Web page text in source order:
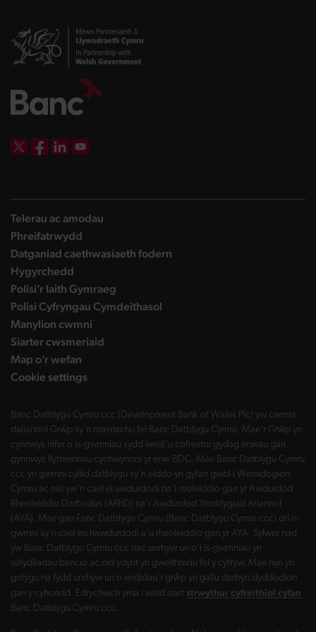
Telerau ac amodau
Phreifatrwydd
Datganiad caethwasiaeth fodern
Hygyrchedd
Polisi’r Iaith Gymraeg
Polisi Cyfryngau Cymdeithasol
Manylion cwmni
Siarter cwsmeriaid
Map o’r wefan
Cookie settings
Banc Datblygu Cymru ccc (Development Bank of Wales Plc) yw cwmni
daliannol Grŵp sy'n masnachu fel Banc Datblygu Cymru. Mae'r Grŵp yn
cynnwys nifer o is-gwmnïau sydd wedi'u cofrestru gydag enwau gan
gynnwys llythrennau cychwynnol yr enw BDC. Mae Banc Datblygu Cymru
ccc yn gwmni cyllid datblygu sy'n eiddo yn gyfan gwbl i Weinidogion
Cymru ac nid yw'n cael ei awdurdodi na'i reoleiddio gan yr Awdurdod
Rheoleiddio Darbodus (ARhD) na'r Awdurdod Ymddygiad Ariannol
(AYA). Mae gan Fanc Datblygu Cymru (Banc Datblygu Cymru ccc) dri is-
gwmni sy'n cael eu hawdurdodi a'u rheoleiddio gan yr AYA. Sylwer nad
yw Banc Datblygu Cymru ccc nac unrhyw un o'i is-gwmnïau yn
sefydliadau bancio ac nid ydynt yn gweithredu fel y cyfryw. Mae hyn yn
golygu na fydd unrhyw un o endidau'r grŵp yn gallu derbyn dyddodion
gan y cyhoedd. Edrychwch yma i weld siart strwythur cyfreithiol cyfan
Banc Datblygu Cymru ccc.